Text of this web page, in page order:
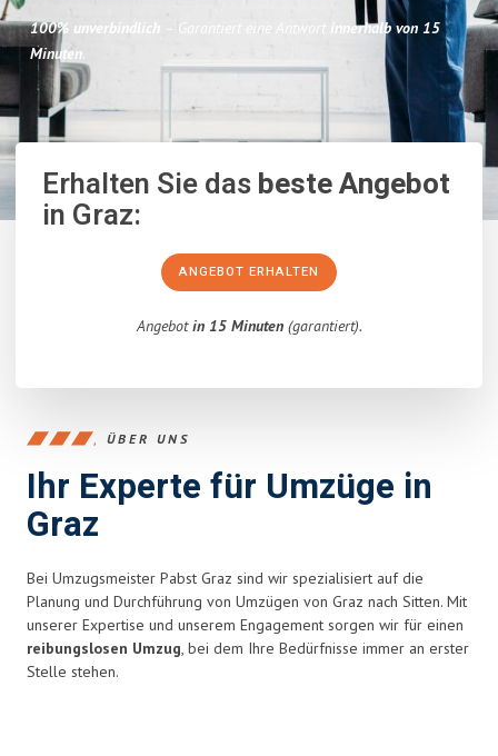
100% unverbindlich – Garantiert eine Antwort
innerhalb von 15
Minuten.
Erhalten Sie dasbeste Angebot
in Graz:
ANGEBOT ERHALTEN
Angebotin 15 Minuten(garantiert).
ÜBER UNS
Ihr Experte für Umzüge in
Graz
Bei Umzugsmeister Pabst Graz sind wir spezialisiert auf die
Planung und Durchführung von Umzügen von Graz nach Sitten. Mit
unserer Expertise und unserem Engagement sorgen wir für einen
reibungslosen Umzug, bei dem Ihre Bedürfnisse immer an erster
Stelle stehen.